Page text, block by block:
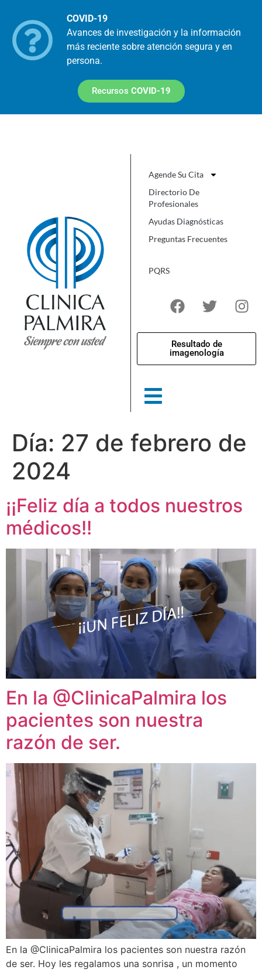
COVID-19
Avances de investigación y la información
más reciente sobre atención segura y en
persona.
Recursos COVID-19
Agende Su Cita
Directorio De
Profesionales
Ayudas Diagnósticas
Preguntas Frecuentes
PQRS
Resultado de
imagenología
Día: 27 de febrero de
2024
¡¡Feliz día a todos nuestros
médicos!!
En la @ClinicaPalmira los
pacientes son nuestra
razón de ser.
En la @ClinicaPalmira los pacientes son nuestra razón
de ser. Hoy les regalamos una sonrisa , un momento